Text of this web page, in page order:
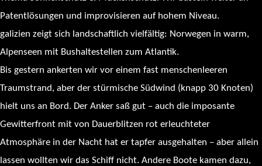
Patentlösungen und improvisieren auf hohem Niveau.
galizien zeigt sich landschaftlich vielfältig: Norwegen in warm,
Alpenseen mit Bushaltestellen zum Atlantik.
Bis gestern ankerten wir vor einem fast menschenleeren
Traumstrand, aber der stürmische Südwind (knapp 30 Knoten)
hielt uns an Bord. Der Anker saß gut – auch die imposante
Gewitterfront mit von Dauerblitzen rot erleuchteter
Atmosphäre in der Nacht hat er tapfer ausgehalten – aber allein
lassen wollten wir das Schiff nicht. Andere Boote kamen dazu,